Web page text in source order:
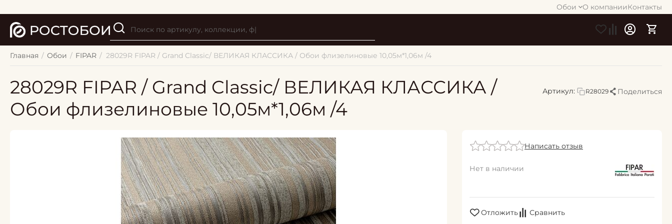
Обои О компанииКонтакты
Главная / Обои / FIPAR / 28029R FIPAR / Grand Classic/ ВЕЛИКАЯ КЛАССИКА / Обои флизелиновые 10,05м*1,06м /4
28029R FIPAR / Grand Classic/ ВЕЛИКАЯ КЛАССИКА /
Обои флизелиновые 10,05м*1,06м /4
Артикул: R28029 Поделиться
Написать отзыв
Нет в наличии
Отложить Сравнить